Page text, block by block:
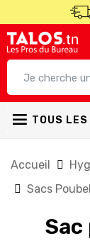
TOUS
Accueil
Sacs
Sac